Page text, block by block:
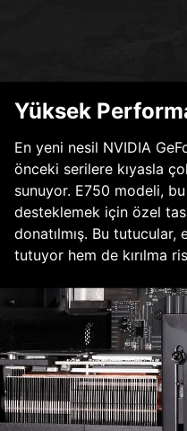
Yüksek
En yeni nesil NVIDIA
önceki serilere kıyasla
sunuyor. E750 modeli,
desteklemek için özel
donatılmış. Bu tutucular,
tutuyor hem de kırılma